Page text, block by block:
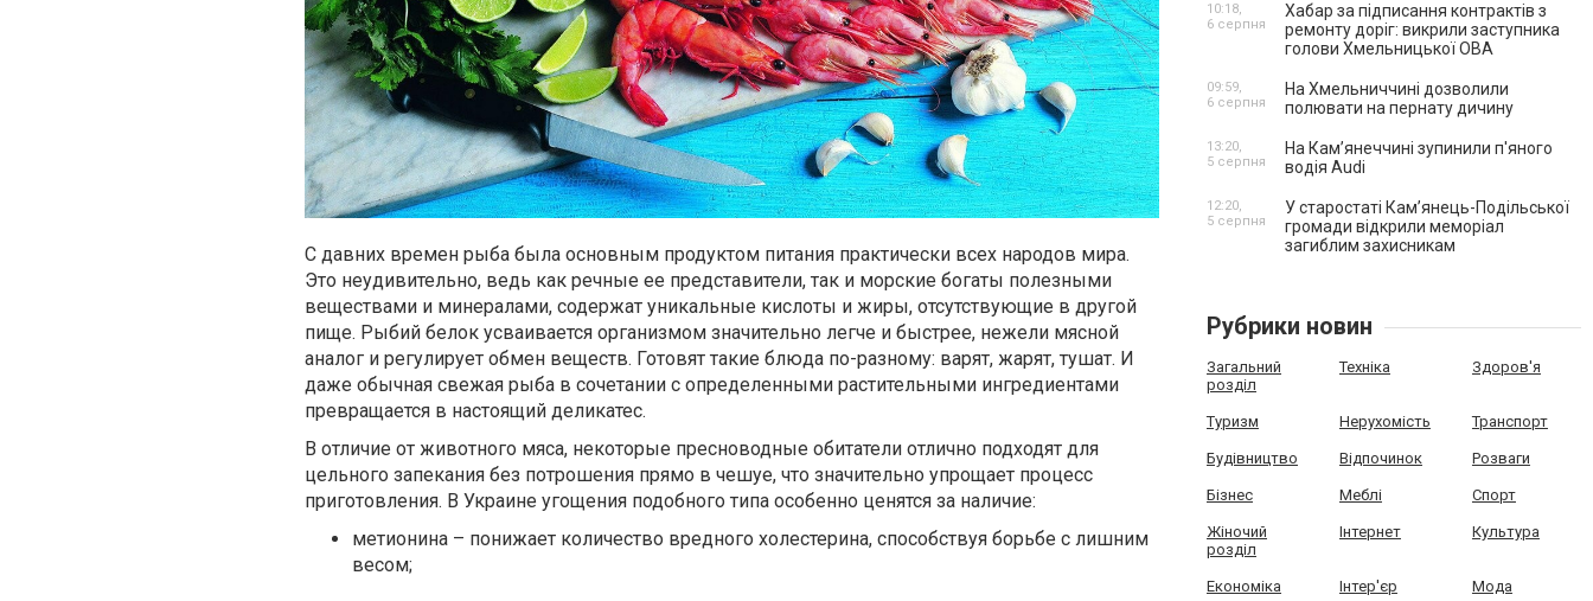
С давних времен рыба была основным продуктом питания практически всех народов мира.
Это неудивительно, ведь как речные ее представители, так и морские богаты полезными
веществами и минералами, содержат уникальные кислоты и жиры, отсутствующие в другой
пище. Рыбий белок усваивается организмом значительно легче и быстрее, нежели мясной
аналог и регулирует обмен веществ. Готовят такие блюда по-разному: варят, жарят, тушат. И
даже обычная свежая рыба в сочетании с определенными растительными ингредиентами
превращается в настоящий деликатес.
В отличие от животного мяса, некоторые пресноводные обитатели отлично подходят для
цельного запекания без потрошения прямо в чешуе, что значительно упрощает процесс
приготовления. В Украине угощения подобного типа особенно ценятся за наличие:
метионина – понижает количество вредного холестерина, способствуя борьбе с лишним
весом;
Хабар за підписання контрактів з
ремонту доріг: викрили заступника
голови Хмельницької ОВА
10:18,
6 серпня
На Хмельниччині дозволили
полювати на пернату дичину
09:59,
6 серпня
На Камʼянеччині зупинили п'яного
водія Audi
13:20,
5 серпня
У старостаті Кам’янець-Подільської
громади відкрили меморіал
загиблим захисникам
12:20,
5 серпня
Рубрики новин
Загальний
розділ
Техніка Здоров'я
Туризм Нерухомість Транспорт
Будівництво Відпочинок Розваги
Бізнес Меблі Спорт
Жіночий
розділ
Інтернет Культура
Економіка Інтер'єр Мода